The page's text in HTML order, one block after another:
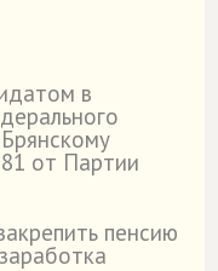
в
от Партии
пенсию